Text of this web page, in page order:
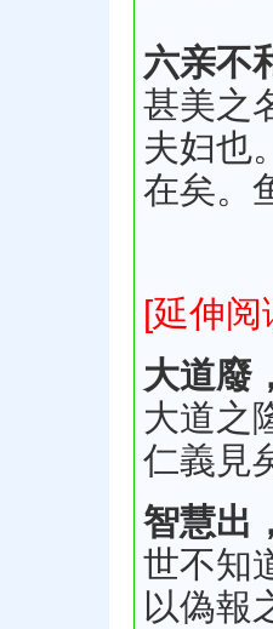
六亲不
甚美之
夫妇也
在矣。
[延伸
大道廢
大道之
仁義見
智慧出
世不知
以偽